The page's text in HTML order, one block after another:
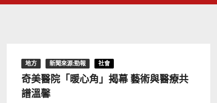
地方 新聞來源:勁報 社會
奇美醫院「暖心角」揭幕 藝術與醫療共
譜溫馨